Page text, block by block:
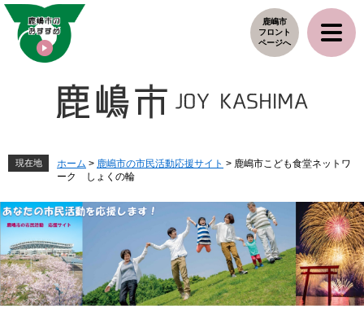
ペ
メ
鹿嶋市
フロント
ページへ
現在地 ホーム > 鹿嶋市の市民活動応援サイト > 鹿嶋市こども食堂ネットワ
ーク しょくの輪